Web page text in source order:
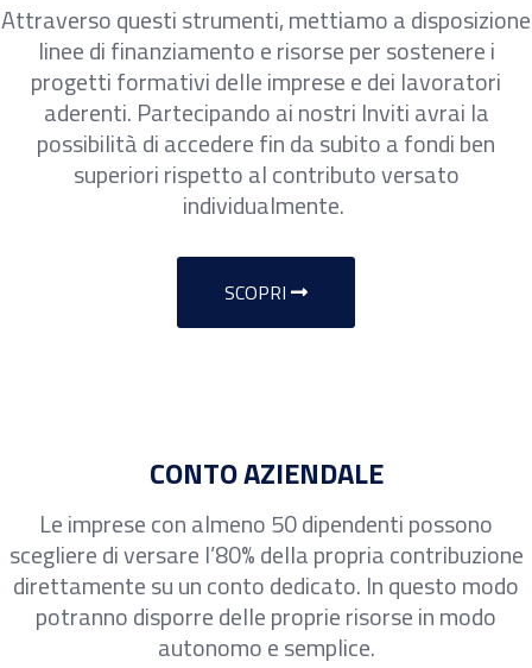
Attraverso questi strumenti, mettiamo a disposizione
linee di finanziamento e risorse per sostenere i
progetti formativi delle imprese e dei lavoratori
aderenti. Partecipando ai nostri Inviti avrai la
possibilità di accedere fin da subito a fondi ben
superiori rispetto al contributo versato
individualmente.
SCOPRI
CONTO AZIENDALE
Le imprese con almeno 50 dipendenti possono
scegliere di versare l’80% della propria contribuzione
direttamente su un conto dedicato. In questo modo
potranno disporre delle proprie risorse in modo
autonomo e semplice.